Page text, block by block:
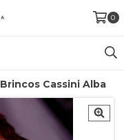
0
Brincos Cassini Alba